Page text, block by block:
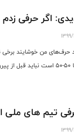
اگر حرفی زدم
حرف‌های من خوشایند برخی
تیم های ملی